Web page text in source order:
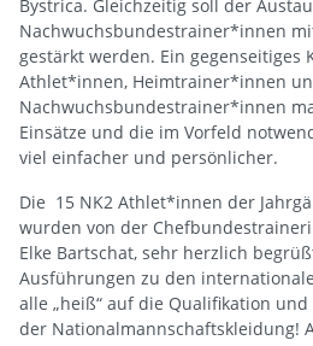
Bystrica. Gleichzeitig soll der
Nachwuchsbundestrainer*innen
gestärkt werden. Ein gegenseitiges
Athlet*innen, Heimtrainer*innen
Nachwuchsbundestrainer*innen
Einsätze und die im Vorfeld
viel einfacher und persönlicher.
Die 15 NK2 Athlet*innen der
wurden von der
Elke Bartschat, sehr herzlich
Ausführungen zu den
alle „heiß“ auf die Qualifikation
der Nationalmannschaftskleidung!